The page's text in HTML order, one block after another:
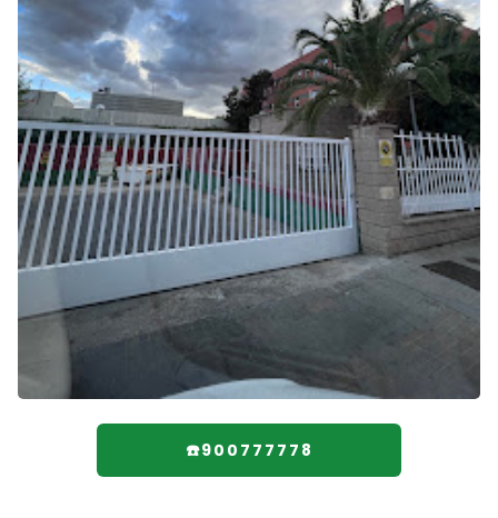
☎️900777778